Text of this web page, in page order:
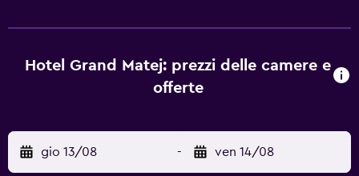
confortevole e tutte dotate di TV satellitare, minibar,
cassaforte e connessione internet via cavo gratuita. Nelle
raggiungerete i pittoreschi vicoli del centro storico e vari
ristoranti e caffetterie.
Hotel Grand Matej: prezzi delle camere e
offerte
gio 13/08 - ven 14/08